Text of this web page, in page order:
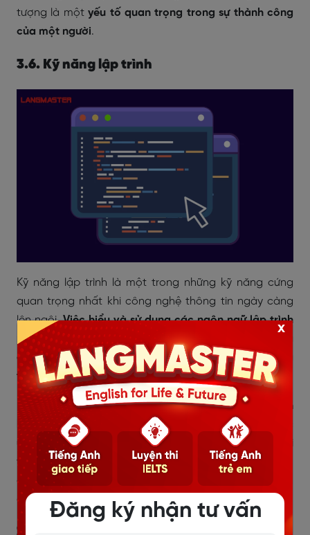
tượng là mộtyếu tố quan trọng trong sự thành công
của một người.
3.6. Kỹ năng lập trình
Kỹ năng lập trình là một trong những kỹ năng cứng
quan trọng nhất khi công nghệ thông tin ngày càng
lên ngôi.Việc hiểu và sử dụng các ngôn ngữ lập trình
như Python, Java, C++, JavaScript giúp bạn tạo ra
các ứng dụng, phát triển trang web, xử lý dữ liệu và
thực hiện các công việc kỹ thuật khác.
Kỹ năng lập trình cho phép bạn biến ý tưởng thành
hiện thực thông qua việc viết mã và xây dựng các
ứng dụng, trang web, hệ thống hoặc giải thuật
với lập trình viên, kỹ năng này là cốt lõi để thực hiện
các dự án phần mềm và phát triển các sản phẩm
công nghệ.Đăng ký nhận tư vấn
x